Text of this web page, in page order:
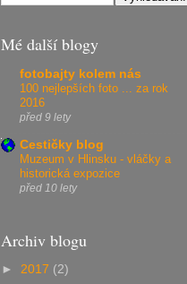
Mé další blogy
fotobajty kolem nás
100 nejlepších foto ... za rok
2016
před 9 lety
Cestičky blog
Muzeum v Hlinsku - vláčky a
historická expozice
před 10 lety
Archiv blogu
► 2017 (2)